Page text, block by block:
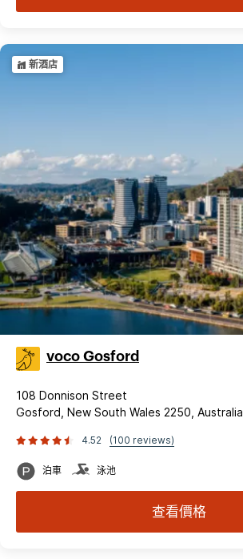
新酒店
voco Gosford
108 Donnison Street
Gosford, New South Wales 2250, Australia
4.52 (100 reviews)
泊車 泳池
查看價格